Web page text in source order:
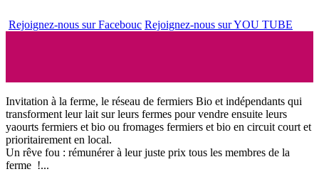
Rejoignez-nous sur Facebouc Rejoignez-nous sur YOU TUBE
Invitation à la ferme, le réseau de fermiers Bio et indépendants qui
transforment leur lait sur leurs fermes pour vendre ensuite leurs
yaourts fermiers et bio ou fromages fermiers et bio en circuit court et
prioritairement en local.
Un rêve fou : rémunérer à leur juste prix tous les membres de la
ferme !...